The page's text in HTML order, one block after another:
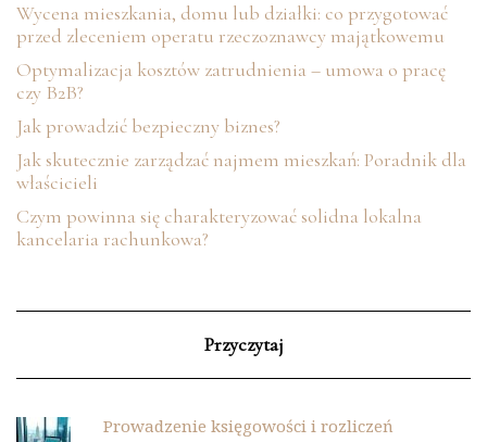
Wycena mieszkania, domu lub działki: co przygotować
przed zleceniem operatu rzeczoznawcy majątkowemu
Optymalizacja kosztów zatrudnienia – umowa o pracę
czy B2B?
Jak prowadzić bezpieczny biznes?
Jak skutecznie zarządzać najmem mieszkań: Poradnik dla
właścicieli
Czym powinna się charakteryzować solidna lokalna
kancelaria rachunkowa?
Przyczytaj
Prowadzenie księgowości i rozliczeń